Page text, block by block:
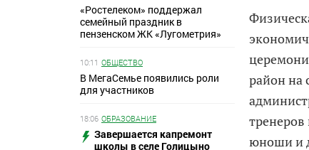
«Ростелеком» поддержал
семейный праздник в
пензенском ЖК «Лугометрия»
10:11 ОБЩЕСТВО
В МегаСемье появились роли
для участников
18:06 ОБРАЗОВАНИЕ
Завершается капремонт
школы в селе Голицыно
район на
юноши и